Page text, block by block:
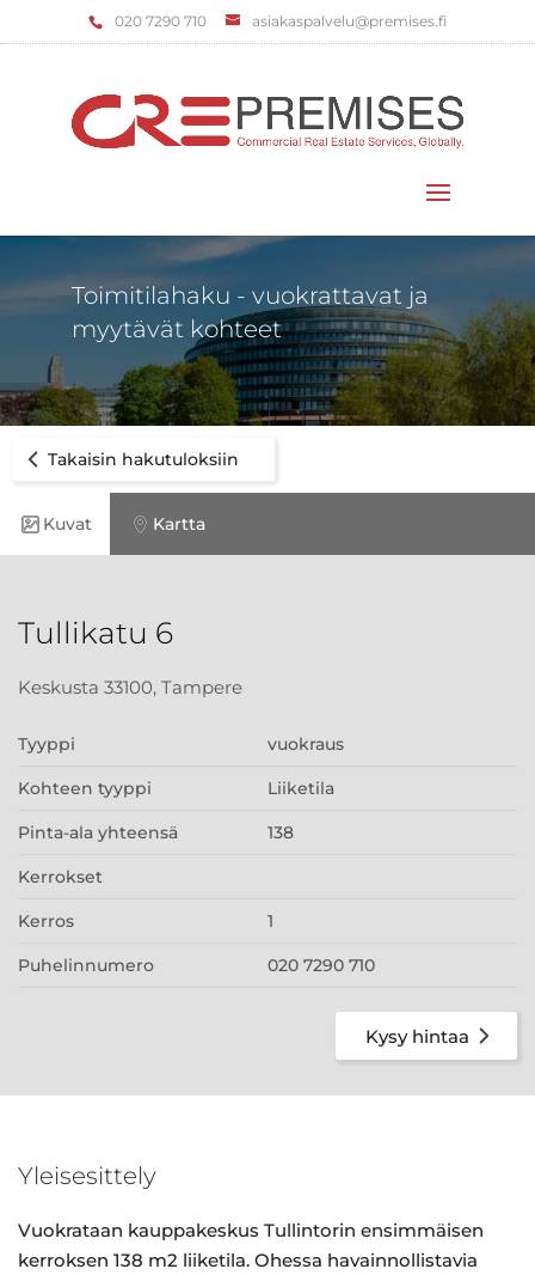
‌020 7290 710 asiakaspalvelu@premises.fi
Toimitilahaku - vuokrattavat ja
myytävät kohteet
Takaisin hakutuloksiin
Kuvat Kartta
Tullikatu 6
Keskusta 33100, Tampere
Tyyppi vuokraus
Kohteen tyyppi Liiketila
Pinta-ala yhteensä 138
Kerrokset
Kerros 1
Puhelinnumero 020 7290 710
Kysy hintaa
Yleisesittely
Vuokrataan kauppakeskus Tullintorin ensimmäisen
kerroksen 138 m2 liiketila. Ohessa havainnollistavia